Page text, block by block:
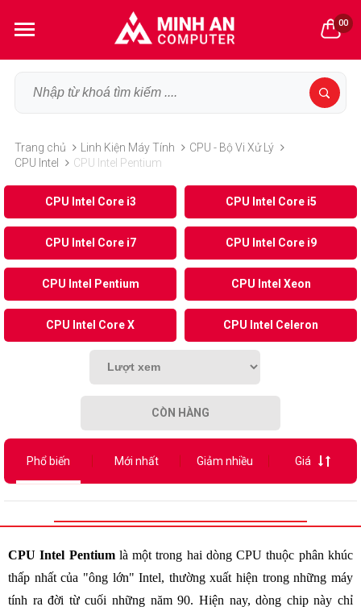
00
Trang chủ Linh Kiện Máy Tính
CPU - Bộ Vi Xử Lý
CPU Intel
CPU Intel Pentium
CPU Intel Core i3 CPU Intel Core i5
CPU Intel Core i7 CPU Intel Core i9
CPU Intel Pentium CPU Intel Xeon
CPU Intel Core X CPU Intel Celeron
CÒN HÀNG
Phổ biến Mới nhất Giảm nhiều Giá
CPU Intel Pentiumlà một trong hai dòng CPU thuộc phân khúc
thấp nhất của "ông lớn" Intel, thường xuất hiện trong những máy
tính ra đời từ cuối những năm 90. Hiện nay, dòng chip này chỉ